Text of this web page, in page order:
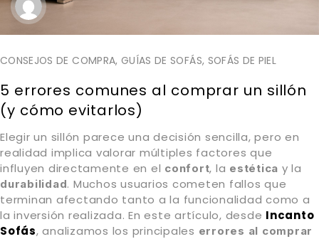
CONSEJOS DE COMPRA, GUÍAS DE SOFÁS, SOFÁS DE PIEL
5 errores comunes al comprar un sillón
(y cómo evitarlos)
Elegir un sillón parece una decisión sencilla, pero en
realidad implica valorar múltiples factores que
influyen directamente en el confort, la estética y la
durabilidad. Muchos usuarios cometen fallos que
terminan afectando tanto a la funcionalidad como a
la inversión realizada. En este artículo, desde Incanto
Sofás, analizamos los principales errores al comprar